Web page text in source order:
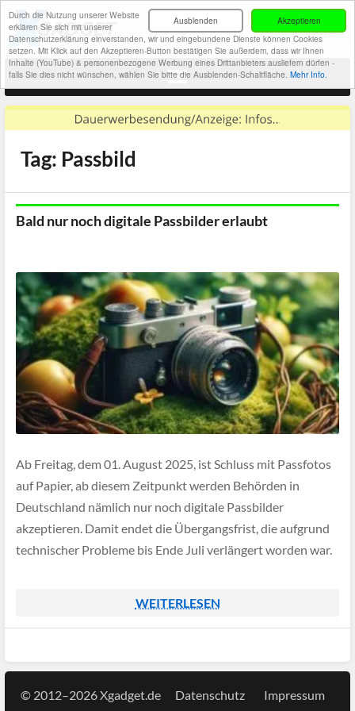
Akzeptieren
Ausblenden
Durch die Nutzung unserer Website
erklären Sie sich mit unserer
Datenschutzerklärung einverstanden, wir und eingebundene Dienste können Cookies
setzen. Mit Klick auf den Akzeptieren-Button bestätigen Sie außerdem, dass wir Ihnen
Inhalte (YouTube) & personenbezogene Werbung eines Drittanbieters ausliefern dürfen -
falls Sie dies nicht wünschen, wählen Sie bitte die Ausblenden-Schaltfläche. Mehr Info.
Tag: Passbild
Bald nur noch digitale Passbilder erlaubt
Ab Freitag, dem 01. August 2025, ist Schluss mit Passfotos
auf Papier, ab diesem Zeitpunkt werden Behörden in
Deutschland nämlich nur noch digitale Passbilder
akzeptieren. Damit endet die Übergangsfrist, die aufgrund
technischer Probleme bis Ende Juli verlängert worden war.
WEITERLESEN
© 2012–2026 Xgadget.de Datenschutz Impressum